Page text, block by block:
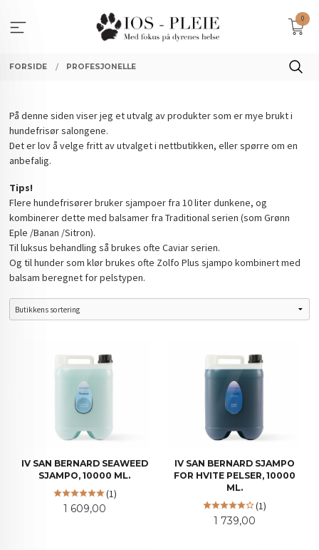
innholdet
0
FORSIDE PROFESJONELLE
På denne siden viser jeg et utvalg av produkter som er mye brukt i
hundefrisør salongene.
Det er lov å velge fritt av utvalget i nettbutikken, eller spørre om en
anbefalig.
Tips!
Flere hundefrisører bruker sjampoer fra 10 liter dunkene, og
kombinerer dette med balsamer fra Traditional serien (som Grønn
Eple /Banan /Sitron).
Til luksus behandling så brukes ofte Caviar serien.
Og til hunder som klør brukes ofte Zolfo Plus sjampo kombinert med
balsam beregnet for pelstypen.
IV SAN BERNARD SEAWEED
SJAMPO, 10000 ML.
(1)
Pris
1 609,00
IV SAN BERNARD SJAMPO
FOR HVITE PELSER, 10000
ML.
(1)
Pris
1 739,00